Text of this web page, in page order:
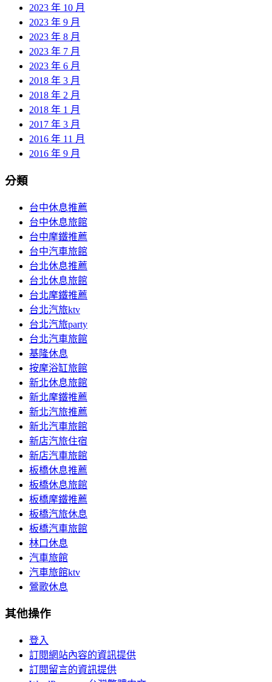
2023 年 10 月
2023 年 9 月
2023 年 8 月
2023 年 7 月
2023 年 6 月
2018 年 3 月
2018 年 2 月
2018 年 1 月
2017 年 3 月
2016 年 11 月
2016 年 9 月
分類
台中休息推薦
台中休息旅館
台中摩鐵推薦
台中汽車旅館
台北休息推薦
台北休息旅館
台北摩鐵推薦
台北汽旅ktv
台北汽旅party
台北汽車旅館
基隆休息
按摩浴缸旅館
新北休息旅館
新北摩鐵推薦
新北汽旅推薦
新北汽車旅館
新店汽旅住宿
新店汽車旅館
板橋休息推薦
板橋休息旅館
板橋摩鐵推薦
板橋汽旅休息
板橋汽車旅館
林口休息
汽車旅館
汽車旅館ktv
鶯歌休息
其他操作
登入
訂閱網站內容的資訊提供
訂閱留言的資訊提供